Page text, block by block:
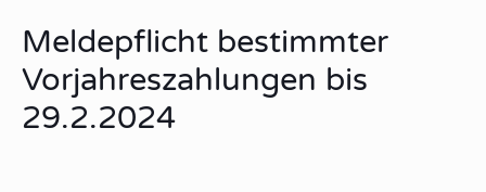
Meldepflicht bestimmter
Vorjahreszahlungen bis
29.2.2024